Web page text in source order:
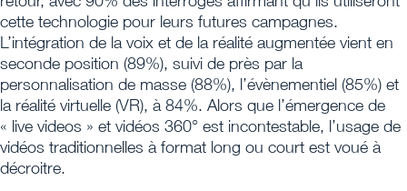
cette technologie pour leurs futures campagnes.
L’intégration de la voix et de la réalité augmentée vient en
seconde position (89%), suivi de près par la
personnalisation de masse (88%), l’évènementiel (85%) et
la réalité virtuelle (VR), à 84%. Alors que l’émergence de
« live videos » et vidéos 360° est incontestable, l’usage de
vidéos traditionnelles à format long ou court est voué à
décroitre.